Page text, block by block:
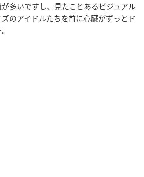
多いですし、見たことあるビジュアル
のアイドルたちを前に心臓がずっとド